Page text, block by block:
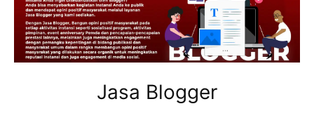
Jasa Blogger